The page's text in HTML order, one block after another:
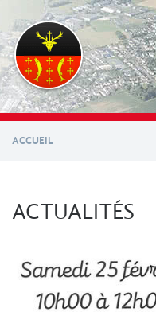
contenu
principal
ACCUEIL
ACTUALITÉS